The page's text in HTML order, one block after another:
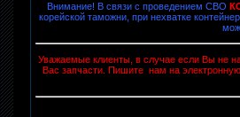
Внимание! В связи с проведением СВО
корейской таможни, при нехватке
Уважаемые клиенты, в случае если Вы не
Вас запчасти. Пишите нам на